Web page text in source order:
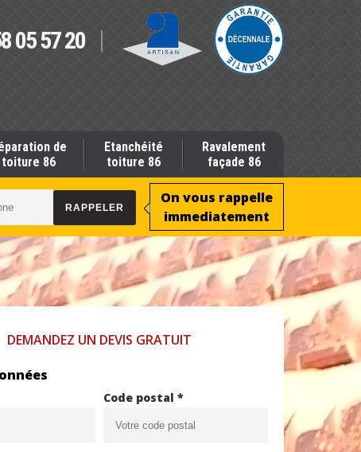
05 57 20
de
toiture 86
Etanchéité
toiture 86
Ravalement
façade 86
On vous rappelle
immediatement
DEMANDEZ UN DEVIS GRATUIT
Code postal *